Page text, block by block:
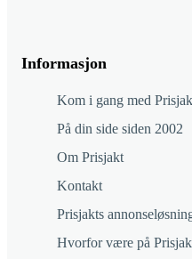
Informasjon
Kom i gang med
På din side siden 2002
Om Prisjakt
Kontakt
Prisjakts
Hvorfor være på